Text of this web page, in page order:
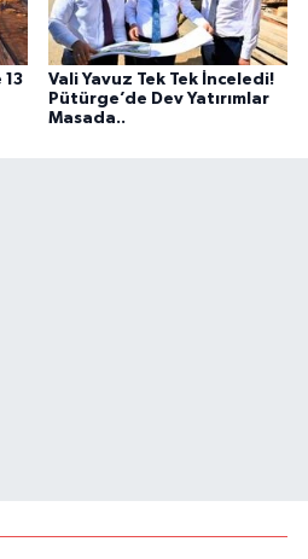
Vali Yavuz Tek Tek İnceledi!
Pütürge’de Dev Yatırımlar
Masada..